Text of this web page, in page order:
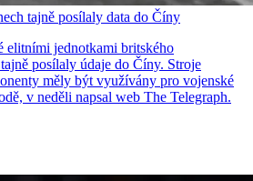
tajně posílaly data do Číny
elitními jednotkami britského
posílaly údaje do Číny. Stroje
měly být využívány pro vojenské
v neděli napsal web The Telegraph.